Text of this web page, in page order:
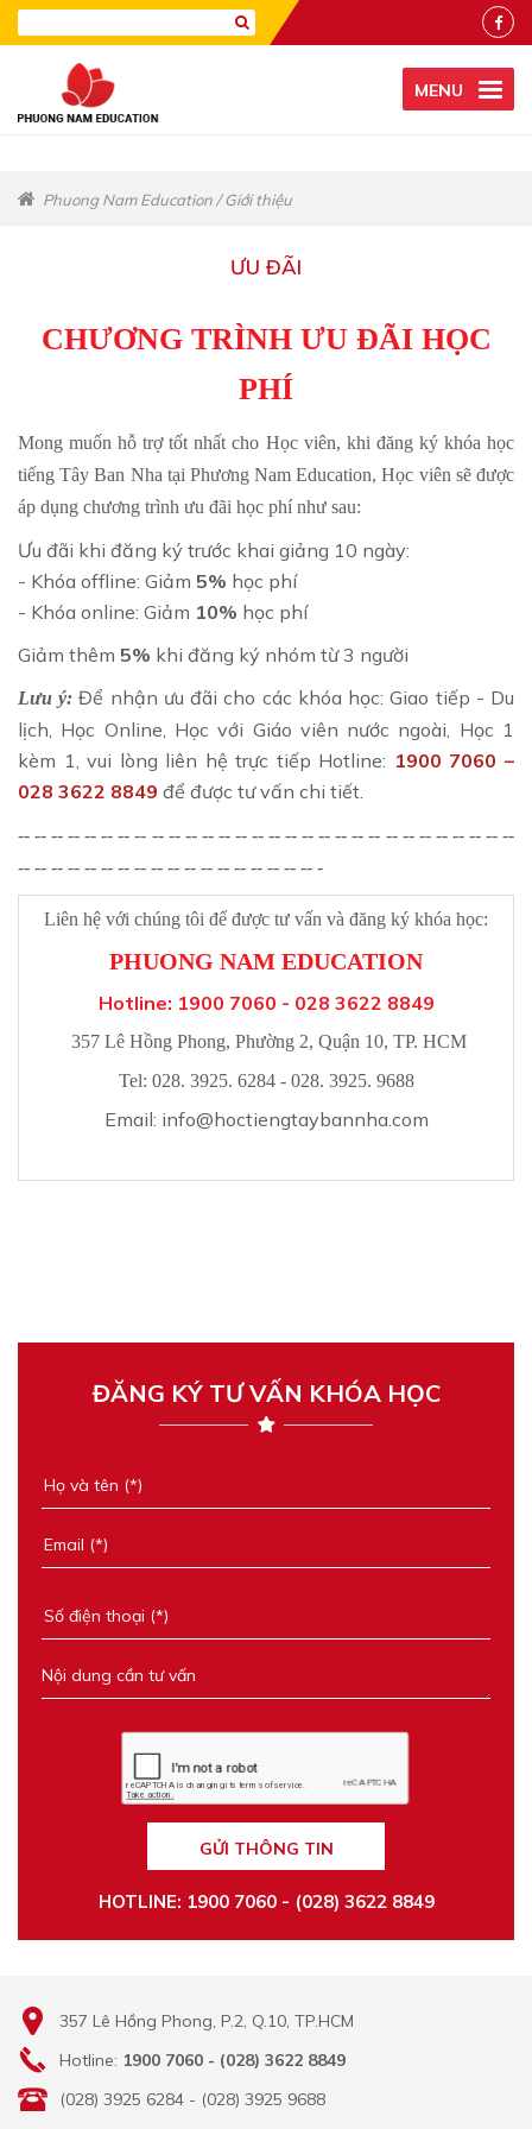
MENU
Phuong Nam Education /Giới thiệu
ƯU ĐÃI
CHƯƠNG TRÌNH ƯU ĐÃI HỌC
PHÍ
Mong muốn hỗ trợ tốt nhất cho Học viên, khi đăng ký khóa học
tiếng Tây Ban Nha tại Phương Nam Education, Học viên sẽ được
áp dụng chương trình ưu đãi học phí như sau:
Ưu đãi khi đăng ký trước khai giảng 10 ngày:
- Khóa offline: Giảm 5% học phí
- Khóa online: Giảm 10% học phí
Giảm thêm 5% khi đăng ký nhóm từ 3 người
Lưu ý:Để nhận ưu đãi cho các khóa học: Giao tiếp - Du
lịch, Học Online, Học với Giáo viên nước ngoài, Học 1
kèm 1, vui lòng liên hệ trực tiếp Hotline: 1900 7060 –
028 3622 8849 để được tư vấn chi tiết.
-- -- -- -- -- -- -- -- -- -- -- -- -- -- -- -- -- -- -- -- -- -- -- -- -- -- -- -- -- --
-- -- -- -- -- -- -- -- -- -- -- -- -- -- -- -- -- -- -
Liên hệ với chúng tôi để được tư vấn và đăng ký khóa học:
PHUONG NAM EDUCATION
Hotline: 1900 7060 - 028 3622 8849
357 Lê Hồng Phong, Phường 2, Quận 10, TP. HCM
Tel: 028. 3925. 6284 - 028. 3925. 9688
Email: info@hoctiengtaybannha.com
ĐĂNG KÝ TƯ VẤN KHÓA HỌC
GỬI THÔNG TIN
HOTLINE: 1900 7060 - (028) 3622 8849
357 Lê Hồng Phong, P.2, Q.10, TP.HCM
Hotline: 1900 7060 - (028) 3622 8849
(028) 3925 6284 - (028) 3925 9688